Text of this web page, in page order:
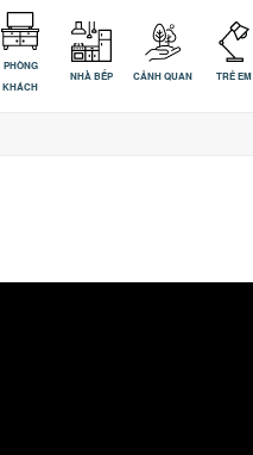
PHÒNG
KHÁCH
NHÀ BẾP CẢNH QUAN TRẺ EM